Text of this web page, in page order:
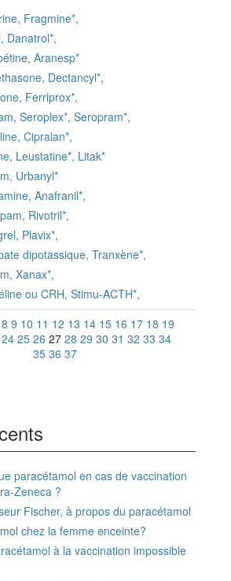
Fragmine*,
Danatrol*,
Aranesp*
Dectancyl*,
Ferriprox*,
Seroplex*, Seropram*,
Cipralan*,
Leustatine*, Litak*
Urbanyl*
Anafranil*,
Rivotril*,
Plavix*,
dipotassique, Tranxène*,
Xanax*,
ou CRH, Stimu-ACTH*,
8 9 10 11 12 13 14 15 16 17 18 19
24 25 26 27 28 29 30 31 32 33 34
35 36 37
paracétamol en cas de vaccination
Zeneca ?
Fischer, à propos du paracétamol
chez la femme enceinte?
à la vaccination impossible